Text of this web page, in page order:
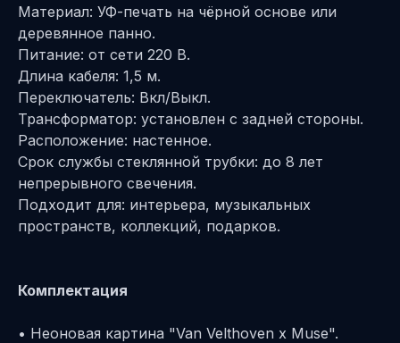
Материал: УФ-печать на чёрной основе или
деревянное панно.
Питание: от сети 220 В.
Длина кабеля: 1,5 м.
Переключатель: Вкл/Выкл.
Трансформатор: установлен с задней стороны.
Расположение: настенное.
Срок службы стеклянной трубки: до 8 лет
непрерывного свечения.
Подходит для: интерьера, музыкальных
пространств, коллекций, подарков.
Комплектация
• Неоновая картина "Van Velthoven x Muse".